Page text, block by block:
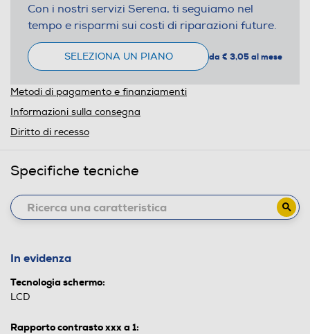
Con i nostri servizi Serena, ti seguiamo nel
tempo e risparmi sui costi di riparazioni future.
SELEZIONA UN PIANO da € 3,05 al mese
Metodi di pagamento e finanziamenti
Informazioni sulla consegna
Diritto di recesso
Specifiche tecniche
In evidenza
Tecnologia schermo:
LCD
Rapporto contrasto xxx a 1: